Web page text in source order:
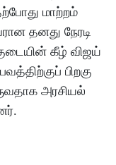
மாற்றம்
தனது நேரடி
கீழ் விஜய்
பிறகு
அரசியல்